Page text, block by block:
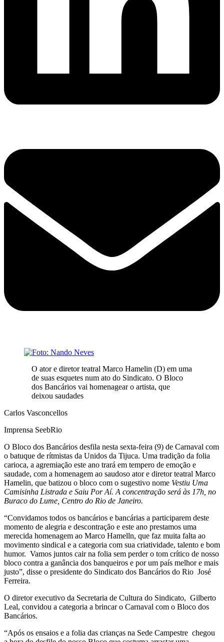
O ator e diretor teatral Marco Hamelin (D) em uma
de suas esquetes num ato do Sindicato. O Bloco
dos Bancários vai homenagear o artista, que
deixou saudades
Carlos Vasconcellos
Imprensa SeebRio
O Bloco dos Bancários desfila nesta sexta-feira (9) de Carnaval com
o batuque de rítmistas da Unidos da Tijuca. Uma tradição da folia
carioca, a agremiação este ano trará em tempero de emoção e
saudade, com a homenagem ao saudoso ator e diretor teatral Marco
Hamelin, que batizou o bloco com o sugestivo nome Vestiu Uma
Camisinha Listrada e Saiu Por Aí. A concentração será às 17h, no
Buraco do Lume, Centro do Rio de Janeiro.
“Convidamos todos os bancários e bancárias a participarem deste
momento de alegria e descontração e este ano prestamos uma
merecida homenagem ao Marco Hamelln, que faz muita falta ao
movimento sindical e a categoria com sua criatividade, talento e bom
humor. Vamos juntos cair na folia sem perder o tom crítico de nosso
bloco contra a ganância dos banqueiros e por um país melhor e mais
justo”, disse o presidente do Sindicato dos Bancários do Rio José
Ferreira.
O diretor executivo da Secretaria de Cultura do Sindicato, Gilberto
Leal, convidou a categoria a brincar o Carnaval com o Bloco dos
Bancários.
“Após os ensaios e a folia das crianças na Sede Campestre chegou